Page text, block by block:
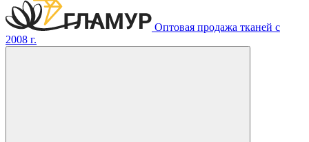
Оптовая продажа тканей с
2008 г.